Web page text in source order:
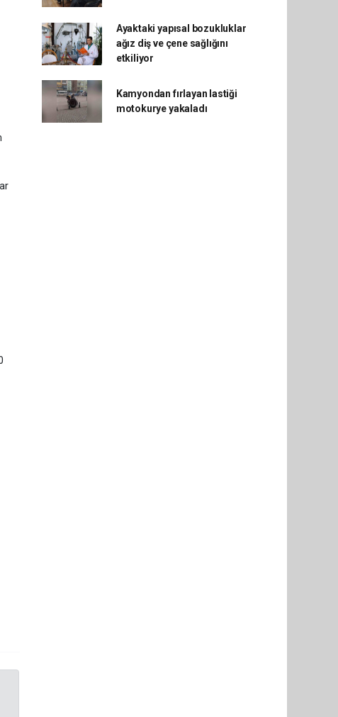
Ayaktaki yapısal bozukluklar
ağız diş ve çene sağlığını
etkiliyor
Kamyondan fırlayan lastiği
motokurye yakaladı